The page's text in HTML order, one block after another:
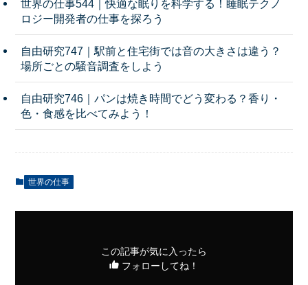
世界の仕事544｜快適な眠りを科学する！睡眠テクノ
ロジー開発者の仕事を探ろう
自由研究747｜駅前と住宅街では音の大きさは違う？
場所ごとの騒音調査をしよう
自由研究746｜パンは焼き時間でどう変わる？香り・
色・食感を比べてみよう！
世界の仕事
この記事が気に入ったら
フォローしてね！